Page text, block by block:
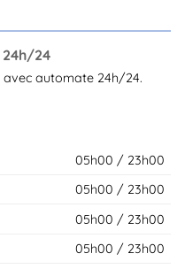
24
avec automate 24h/24.
05h00 / 23h00
05h00 / 23h00
05h00 / 23h00
05h00 / 23h00